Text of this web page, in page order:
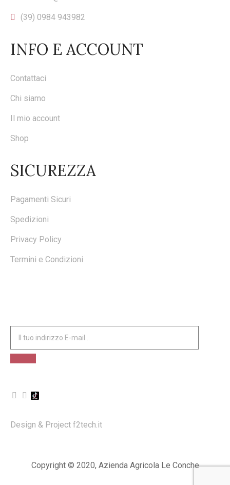
(39) 0984 943982
INFO E ACCOUNT
Contattaci
Chi siamo
Il mio account
Shop
SICUREZZA
Pagamenti Sicuri
Spedizioni
Privacy Policy
Termini e Condizioni
Design & Project f2tech.it
Copyright © 2020, Azienda Agricola Le Conche